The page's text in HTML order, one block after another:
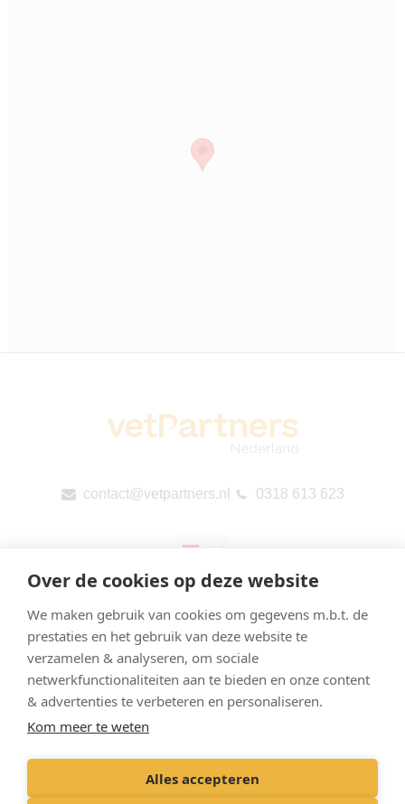
Over de cookies op deze website
We maken gebruik van cookies om gegevens m.b.t. de
prestaties en het gebruik van deze website te
verzamelen & analyseren, om sociale
netwerkfunctionaliteiten aan te bieden en onze content
& advertenties te verbeteren en personaliseren.
Kom meer te weten
Alles accepteren
contact@vetpartners.nl 0318 613 623
Privacyverklaring & Cookies
Onze praktijken
Openbare rapportage per land (CbCR) van de EU